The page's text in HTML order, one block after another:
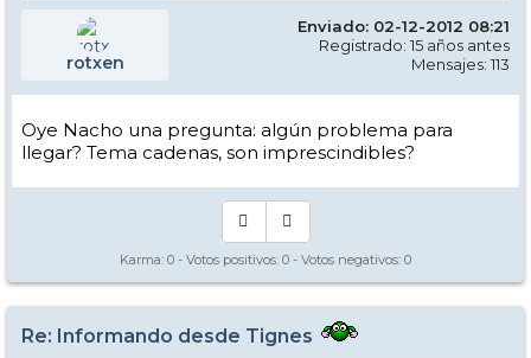
rotxen
Enviado: 02-12-2012 08:21
Registrado: 15 años antes
Mensajes: 113
Oye Nacho una pregunta: algún problema para
llegar? Tema cadenas, son imprescindibles?
Karma: 0 - Votos positivos: 0 - Votos negativos: 0
Re: Informando desde Tignes